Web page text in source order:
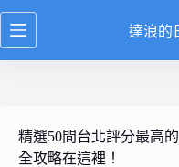
跳
至
達浪的
精選50間台北評分最高
全攻略在這裡！